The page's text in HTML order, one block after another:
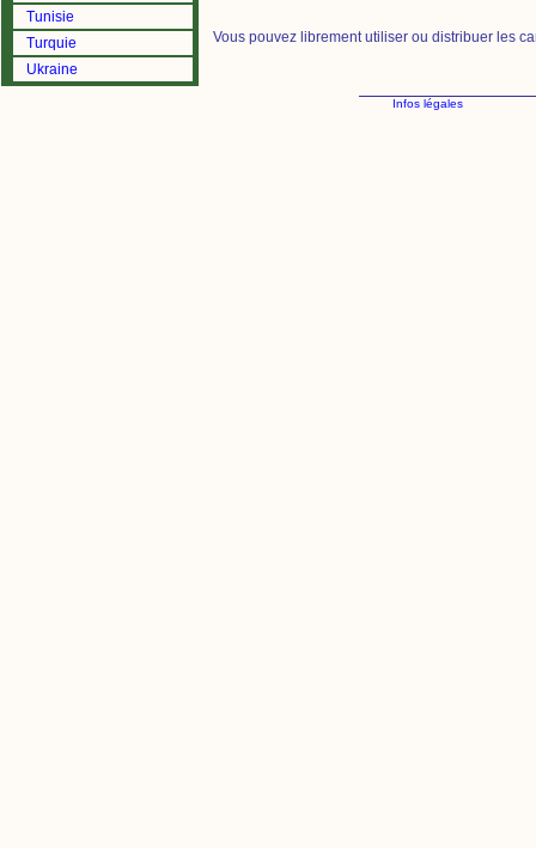
Tunisie
Turquie
Ukraine
Vous pouvez librement utiliser ou distribuer les
Infos légales